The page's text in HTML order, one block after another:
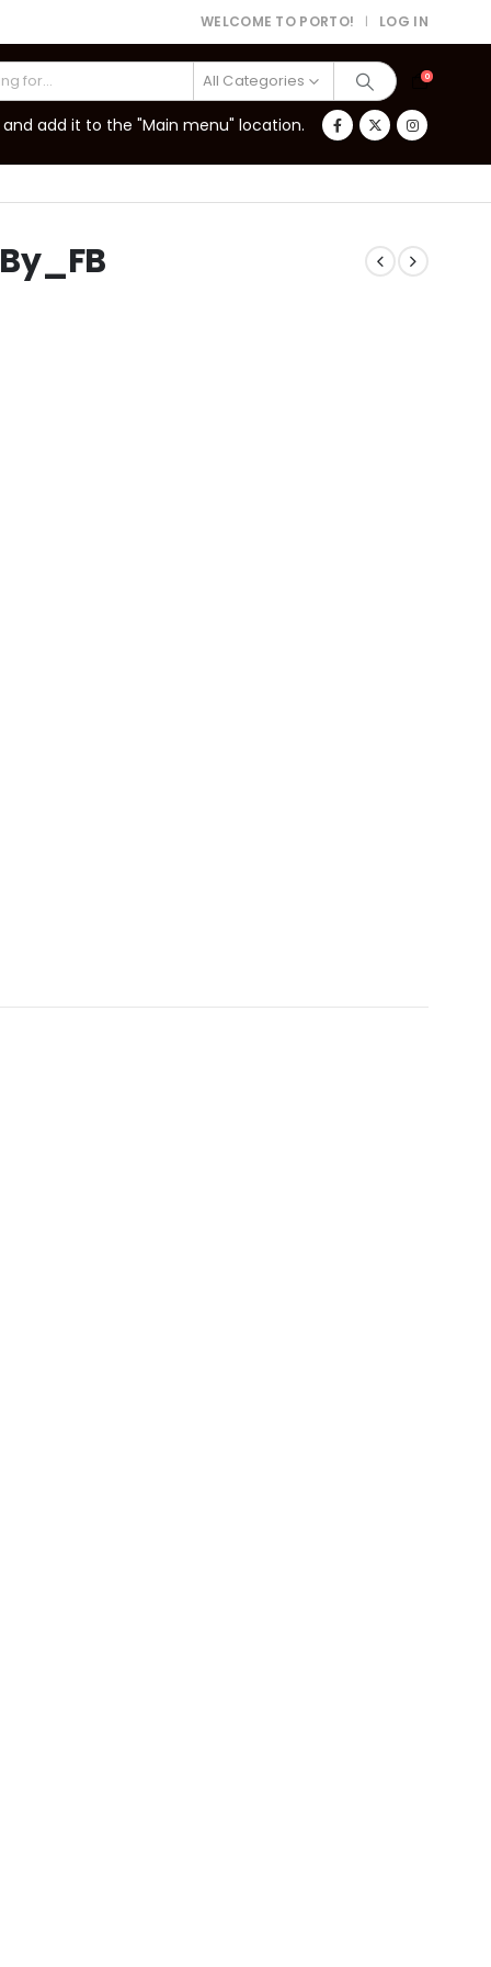
WELCOME TO PORTO! | LOG IN
All Categories 0
add it to the "Main menu" location.